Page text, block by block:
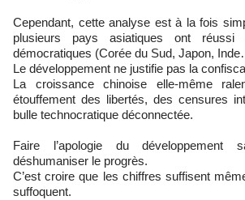
Cependant, cette analyse est à la fois
plusieurs pays asiatiques ont
démocratiques (Corée du Sud, Japon,
Le développement ne justifie pas la
La croissance chinoise elle-même
étouffement des libertés, des censures
bulle technocratique déconnectée.
Faire l’apologie du développement
déshumaniser le progrès.
C’est croire que les chiffres suffisent
suffoquent.